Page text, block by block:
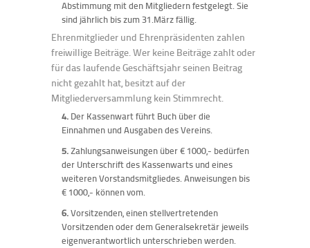
Abstimmung mit den Mitgliedern festgelegt. Sie
sind jährlich bis zum 31.März fällig.
Ehrenmitglieder und Ehrenpräsidenten zahlen
freiwillige Beiträge. Wer keine Beiträge zahlt oder
für das laufende Geschäftsjahr seinen Beitrag
nicht gezahlt hat, besitzt auf der
Mitgliederversammlung kein Stimmrecht.
4. Der Kassenwart führt Buch über die
Einnahmen und Ausgaben des Vereins.
5.Zahlungsanweisungen über € 1000,- bedürfen
der Unterschrift des Kassenwarts und eines
weiteren Vorstandsmitgliedes. Anweisungen bis
€ 1000,- können vom.
6.Vorsitzenden, einen stellvertretenden
Vorsitzenden oder dem Generalsekretär jeweils
eigenverantwortlich unterschrieben werden.